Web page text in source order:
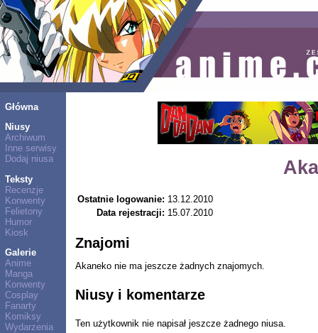
Główna
Niusy
Archiwum
Inne serwisy
Dodaj niusa
Teksty
Recenzje
Konwenty
Felietony
Humor
Kiosk
Galerie
Anime
Manga
Konwenty
Cosplay
Fanarty
Komiksy
Wydarzenia
Ostatnie logowanie: 13.12.2010
Data rejestracji: 15.07.2010
Znajomi
Akaneko nie ma jeszcze żadnych znajomych.
Niusy i komentarze
Ten użytkownik nie napisał jeszcze żadnego niusa.